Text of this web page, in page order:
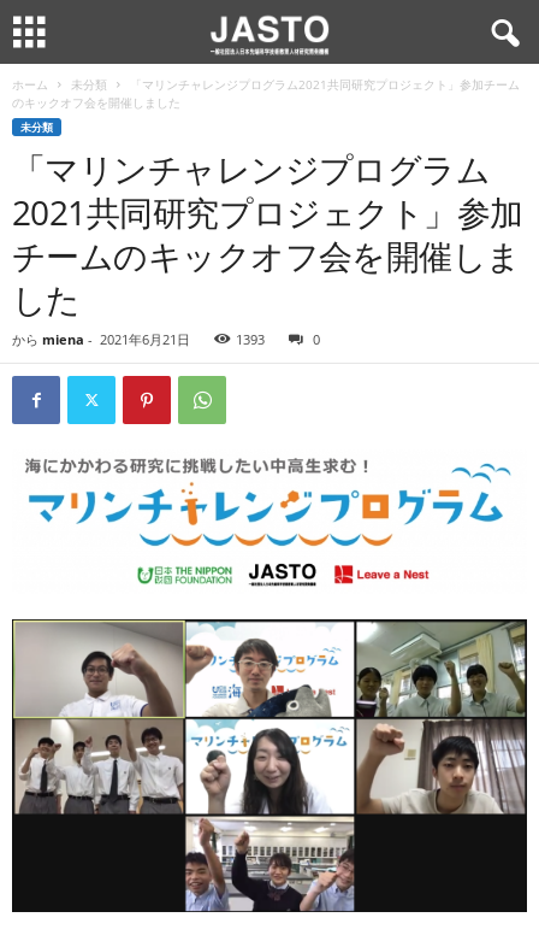
ホーム 未分類
「マリンチャレンジプログラム2021共同研究プロジェクト」参加チーム
のキックオフ会を開催しました
未分類
「マリンチャレンジプログラム
2021共同研究プロジェクト」参加
チームのキックオフ会を開催しま
した
から miena - 2021年6月21日 1393 0